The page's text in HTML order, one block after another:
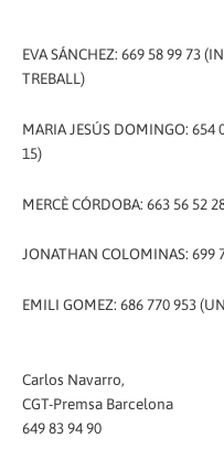
EVA SÁNCHEZ: 669 58 99 73
TREBALL)
MARIA JESÚS ​​DOMINGO: 654
15)
MERCÈ CÓRDOBA: 663 56 52
JONATHAN COLOMINAS: 699
EMILI GOMEZ: 686 770 953
Carlos Navarro,
CGT-Premsa Barcelona
649 83 94 90